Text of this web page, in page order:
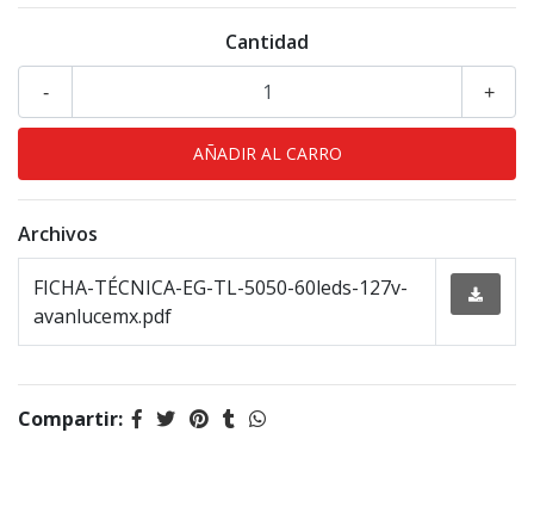
Cantidad
+
-
Archivos
FICHA-TÉCNICA-EG-TL-5050-60leds-127v-
avanlucemx.pdf
Compartir: